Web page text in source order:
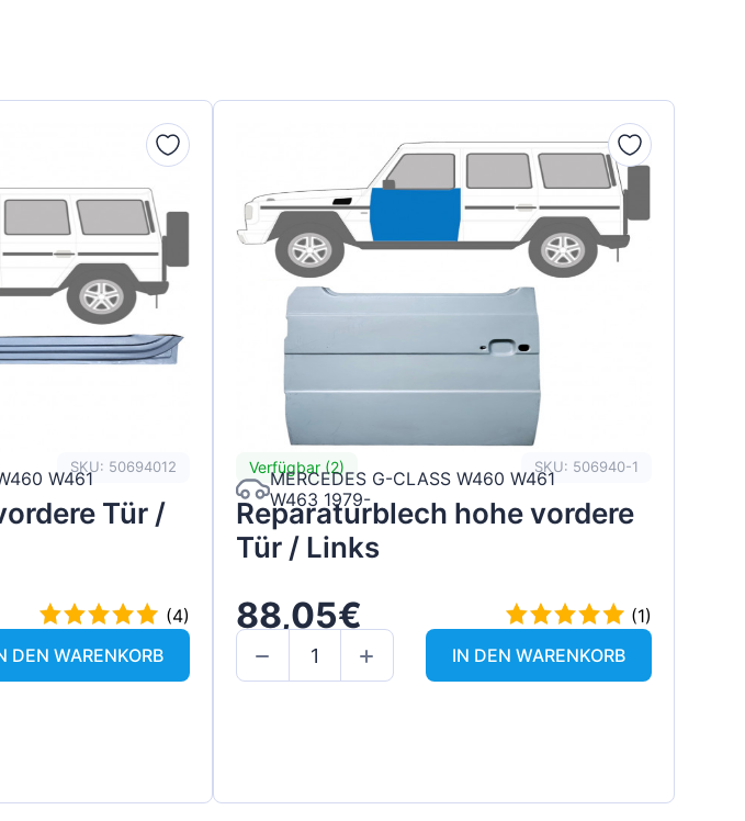
SKU: 50694012
W461
Tür /
(4)
DEN WARENKORB
Verfügbar (2) SKU: 506940-1
MERCEDES G-CLASS W460 W461
W463 1979-
Reparaturblech hohe vordere
Tür / Links
88,05€
(1)
IN DEN WARENKORB